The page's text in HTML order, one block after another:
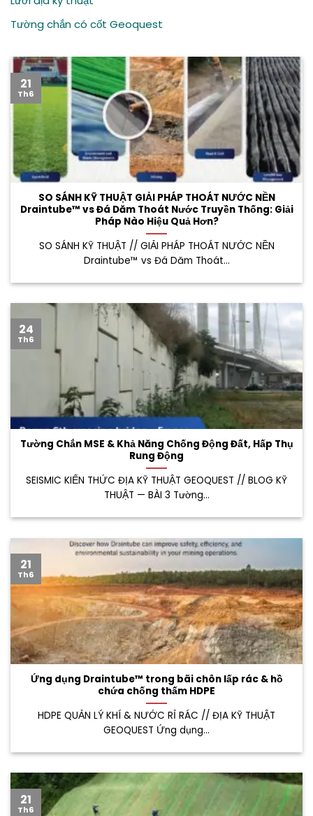
Tường chắn có cốt Geoquest
SO SÁNH KỸ THUẬT GIẢI PHÁP THOÁT NƯỚC NỀN
Draintube™ vs Đá Dăm Thoát Nước Truyền Thống: Giải
Pháp Nào Hiệu Quả Hơn?
SO SÁNH KỸ THUẬT // GIẢI PHÁP THOÁT NƯỚC NỀN
Draintube™ vs Đá Dăm Thoát...
21
Th6
Tường Chắn MSE & Khả Năng Chống Động Đất, Hấp Thụ
Rung Động
SEISMIC KIẾN THỨC ĐỊA KỸ THUẬT GEOQUEST // BLOG KỸ
THUẬT — BÀI 3 Tường...
24
Th6
Ứng dụng Draintube™ trong bãi chôn lấp rác & hồ
chứa chống thấm HDPE
HDPE QUẢN LÝ KHÍ & NƯỚC RỈ RÁC // ĐỊA KỸ THUẬT
GEOQUEST Ứng dụng...
21
Th6
21
Th6